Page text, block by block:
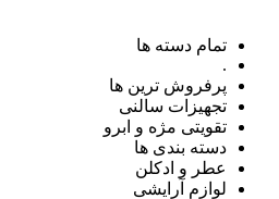
تمام دسته ها
.
پرفروش ترین ها
تجهیزات سالنی
تقویتی مژه و ابرو
دسته بندی ها
عطر و ادکلن
لوازم آرایشی